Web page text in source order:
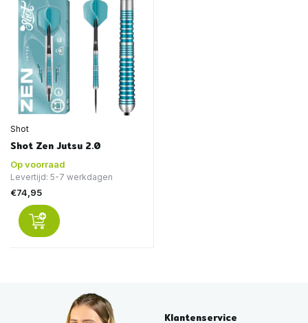
Shot
Shot Zen Jutsu 2.0
Op voorraad
Levertijd: 5-7 werkdagen
€74,95
Klantenservice